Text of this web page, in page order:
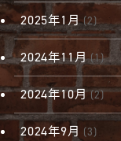
2025年1月(2)
2024年11月(1)
2024年10月(2)
2024年9月 (3)